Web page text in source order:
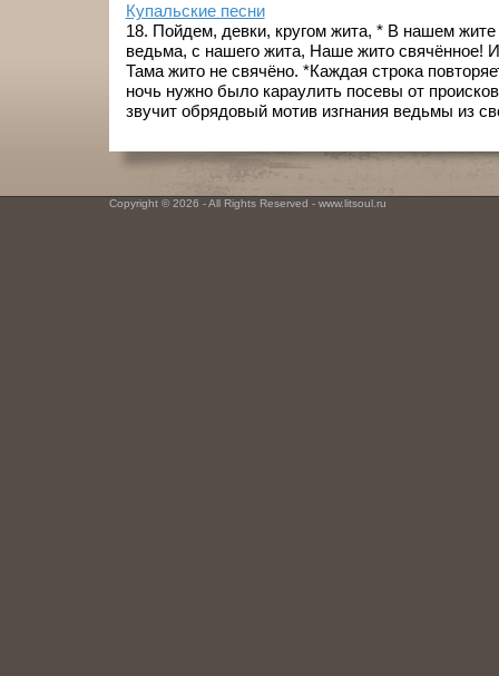
Купальские песни
18. Пойдем, девки, кругом жита, * В нашем
ведьма, с нашего жита, Наше жито свячённое!
Тама жито не свячёно. *Каждая строка
ночь нужно было караулить посевы от
звучит обрядовый мотив изгнания ведьмы из
Copyright © 2026 - All Rights Reserved - www.litsoul.ru